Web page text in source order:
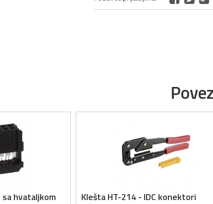
hvataljkom Klešta HT-214 - IDC konektori